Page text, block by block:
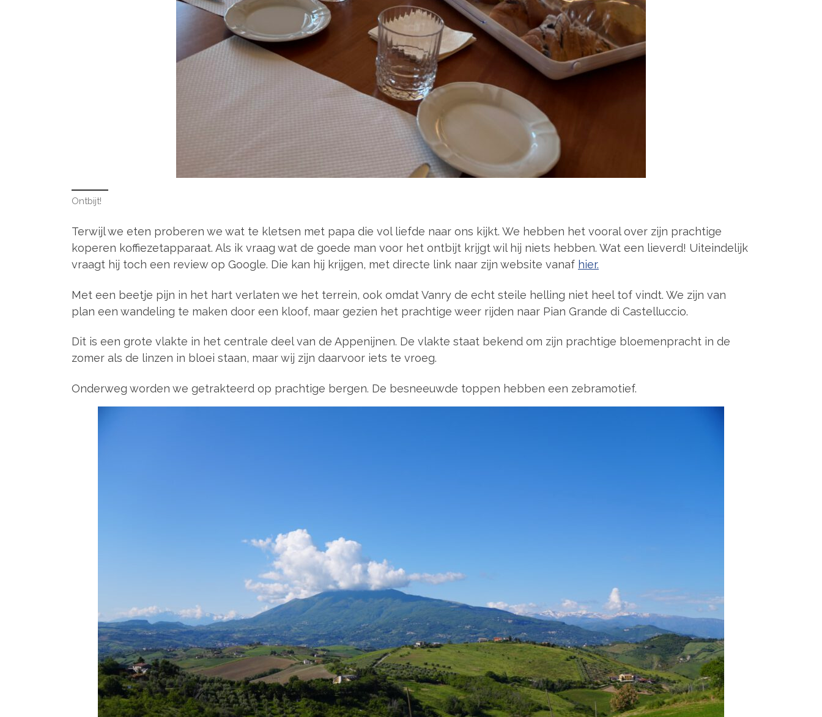
Ontbijt!
Terwijl we eten proberen we wat te kletsen met papa die vol liefde naar ons kijkt. We hebben het vooral over zijn prachtige
koperen koffiezetapparaat. Als ik vraag wat de goede man voor het ontbijt krijgt wil hij niets hebben. Wat een lieverd! Uiteindelijk
vraagt hij toch een review op Google. Die kan hij krijgen, met directe link naar zijn website vanaf hier.
Met een beetje pijn in het hart verlaten we het terrein, ook omdat Vanry de echt steile helling niet heel tof vindt. We zijn van
plan een wandeling te maken door een kloof, maar gezien het prachtige weer rijden naar Pian Grande di Castelluccio.
Dit is een grote vlakte in het centrale deel van de Appenijnen. De vlakte staat bekend om zijn prachtige bloemenpracht in de
zomer als de linzen in bloei staan, maar wij zijn daarvoor iets te vroeg.
Onderweg worden we getrakteerd op prachtige bergen. De besneeuwde toppen hebben een zebramotief.